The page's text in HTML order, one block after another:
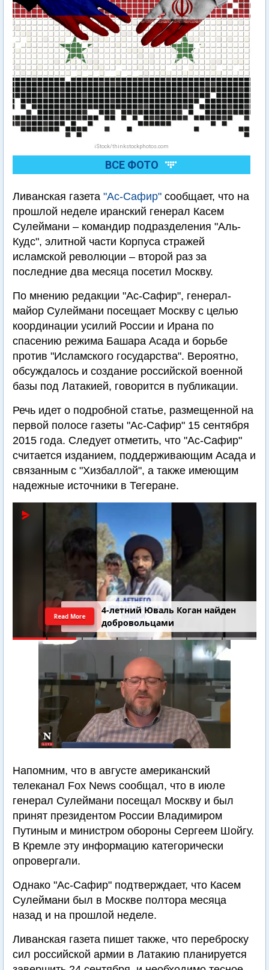
iStock/thinkstockphotos.com
ВСЕ ФОТО
Ливанская газета "Ас-Сафир" сообщает, что на
прошлой неделе иранский генерал Касем
Сулеймани – командир подразделения "Аль-
Кудс", элитной части Корпуса стражей
исламской революции – второй раз за
последние два месяца посетил Москву.
По мнению редакции "Ас-Сафир", генерал-
майор Сулеймани посещает Москву с целью
координации усилий России и Ирана по
спасению режима Башара Асада и борьбе
против "Исламского государства". Вероятно,
обсуждалось и создание российской военной
базы под Латакией, говорится в публикации.
Речь идет о подробной статье, размещенной на
первой полосе газеты "Ас-Сафир" 15 сентября
2015 года. Следует отметить, что "Ас-Сафир"
считается изданием, поддерживающим Асада и
связанным с "Хизбаллой", а также имеющим
надежные источники в Тегеране.
4-летний Юваль Коган найден
добровольцами
Read More
Напомним, что в августе американский
телеканал Fox News сообщал, что в июле
генерал Сулеймани посещал Москву и был
принят президентом России Владимиром
Путиным и министром обороны Сергеем Шойгу.
В Кремле эту информацию категорически
опровергали.
Однако "Ас-Сафир" подтверждает, что Касем
Сулеймани был в Москве полтора месяца
назад и на прошлой неделе.
Ливанская газета пишет также, что переброску
сил российской армии в Латакию планируется